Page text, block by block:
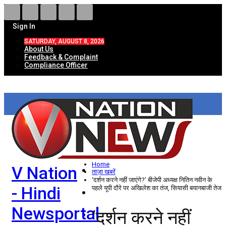
Sign In
SATURDAY, AUGUST 8, 2026
About Us
Feedback & Complaint
Compliance Officer
V Nation
- Hindi
Newsportal
HOME
ताज़ा खबरें
देश
विदेश
राज्य
उत्तर प्रदेश
Home
ताज़ा खबरें
‘दर्शन करने नहीं जाएंगे?’ बीजेपी अध्यक्ष नितिन नवीन के
पहले यूपी दौरे पर अखिलेश का तंज, सियासी बयानबाजी तेज
‘दर्शन करने नहीं